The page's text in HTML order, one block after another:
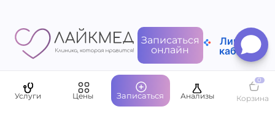
Записаться
онлайн
Личный
кабинет
Услуги Цены Записаться Анализы
0
Корзина